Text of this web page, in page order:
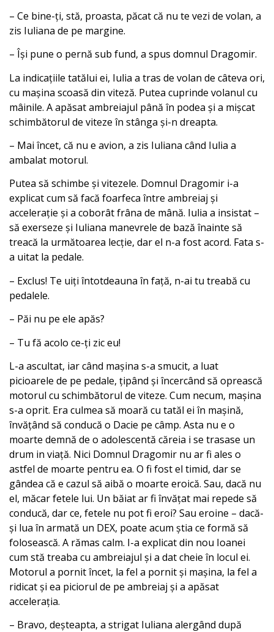
– Ce bine-ți, stă, proasta, păcat că nu te vezi de volan, a
zis Iuliana de pe margine.
– Își pune o pernă sub fund, a spus domnul Dragomir.
La indicațiile tatălui ei, Iulia a tras de volan de câteva ori,
cu mașina scoasă din viteză. Putea cuprinde volanul cu
mâinile. A apăsat ambreiajul până în podea și a mișcat
schimbătorul de viteze în stânga și-n dreapta.
– Mai încet, că nu e avion, a zis Iuliana când Iulia a
ambalat motorul.
Putea să schimbe și vitezele. Domnul Dragomir i-a
explicat cum să facă foarfeca între ambreiaj și
accelerație și a coborât frâna de mână. Iulia a insistat –
să exerseze și Iuliana manevrele de bază înainte să
treacă la următoarea lecție, dar el n-a fost acord. Fata s-
a uitat la pedale.
– Exclus! Te uiți întotdeauna în față, n-ai tu treabă cu
pedalele.
– Păi nu pe ele apăs?
– Tu fă acolo ce-ți zic eu!
L-a ascultat, iar când mașina s-a smucit, a luat
picioarele de pe pedale, țipând și încercând să oprească
motorul cu schimbătorul de viteze. Cum necum, mașina
s-a oprit. Era culmea să moară cu tatăl ei în mașină,
învățând să conducă o Dacie pe câmp. Asta nu e o
moarte demnă de o adolescentă căreia i se trasase un
drum in viață. Nici Domnul Dragomir nu ar fi ales o
astfel de moarte pentru ea. O fi fost el timid, dar se
gândea că e cazul să aibă o moarte eroică. Sau, dacă nu
el, măcar fetele lui. Un băiat ar fi învățat mai repede să
conducă, dar ce, fetele nu pot fi eroi? Sau eroine – dacă-
și lua în armată un DEX, poate acum știa ce formă să
folosească. A rămas calm. I-a explicat din nou Ioanei
cum stă treaba cu ambreiajul și a dat cheie în locul ei.
Motorul a pornit încet, la fel a pornit și mașina, la fel a
ridicat și ea piciorul de pe ambreiaj și a apăsat
accelerația.
– Bravo, deșteapta, a strigat Iuliana alergând după